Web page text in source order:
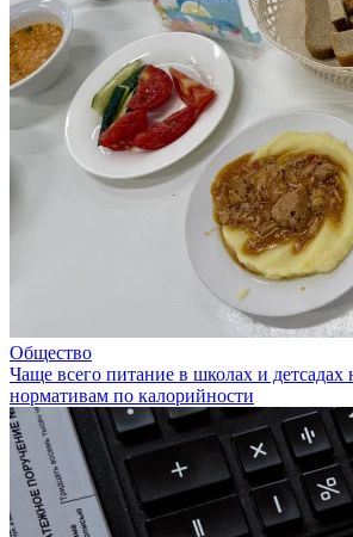
Общество
Чаще всего питание в школах и детсадах
нормативам по калорийности